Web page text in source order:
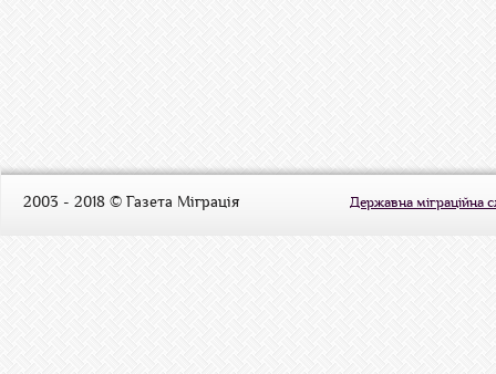
2003 - 2018 © Газета Міграція Державна міграційна